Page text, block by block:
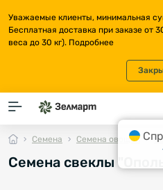
Уважаемые клиенты, минимальная
Бесплатная доставка при заказе от
веса до 30 кг). Подробнее
Семена Семена овощей
Семена свеклы